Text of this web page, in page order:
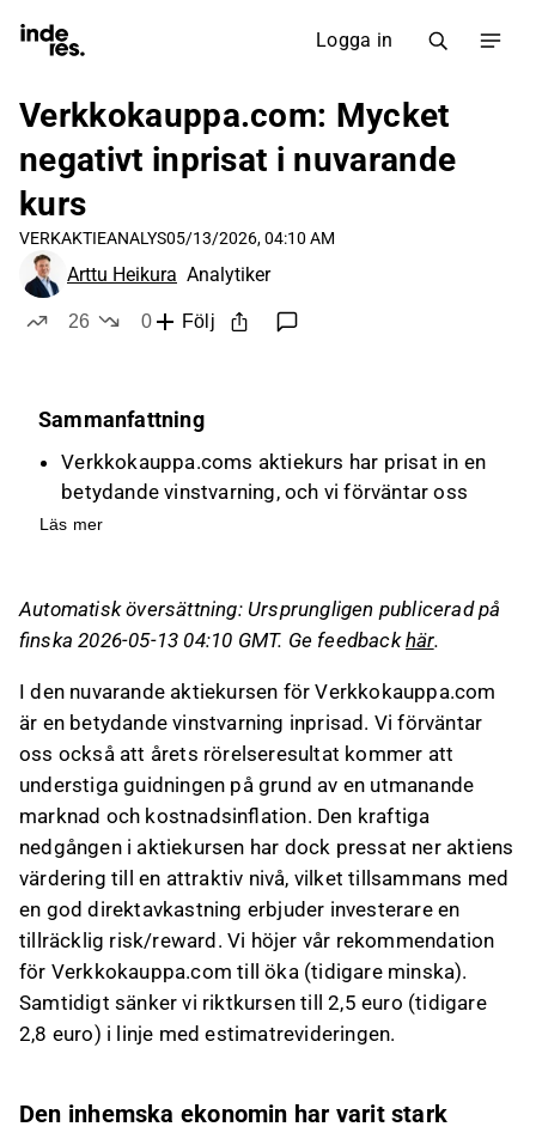
Logga in
Verkkokauppa.com: Mycket
negativt inprisat i nuvarande
kurs
VERKAKTIEANALYS05/13/2026, 04:10 AM
Arttu Heikura Analytiker
26
0
Följ
Sammanfattning
Verkkokauppa.coms aktiekurs har prisat in en
betydande vinstvarning, och vi förväntar oss
att årets rörelseresultat kommer att
Trots kursnedgången anser vi att aktiens
värdering är attraktiv med en god
rekommendation till "öka" och en sänkt riktkurs
till 2,5 euro.
Vi estimerar att det justerade rörelseresultatet
för innevarande räkenskapsår sjunker till cirka
12 MEUR, vilket strider mot företagets
guidning, och vi har därför sänkt våra estimat.
Marknaden förväntar sig ett rörelseresultat
runt 10 MEUR de kommande åren, men vi ser
potential för bättre resultat tack vare
internationell tillväxt och disciplinerad inhemsk
verksamhet.
Läs mer
Automatisk översättning: Ursprungligen publicerad på
finska 2026-05-13 04:10 GMT. Ge feedbackhär.
I den nuvarande aktiekursen för Verkkokauppa.com
är en betydande vinstvarning inprisad. Vi förväntar
oss också att årets rörelseresultat kommer att
understiga guidningen på grund av en utmanande
marknad och kostnadsinflation. Den kraftiga
nedgången i aktiekursen har dock pressat ner aktiens
värdering till en attraktiv nivå, vilket tillsammans med
en god direktavkastning erbjuder investerare en
tillräcklig risk/reward. Vi höjer vår rekommendation
för Verkkokauppa.com till öka (tidigare minska).
Samtidigt sänker vi riktkursen till 2,5 euro (tidigare
2,8 euro) i linje med estimatrevideringen.
Den inhemska ekonomin har varit stark